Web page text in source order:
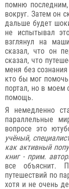
помню
вокруг. Затем он
дальше будет
не испытывал
взглянул на
сказал, что он
сказал, что
меня без
кто бы мог
портал, но в моем
помощь.
Я немедленно
параллельные
вопросе это
учёный,
как активный
книг - прим.
все объяснит.
путешествий по
хотя и не очень